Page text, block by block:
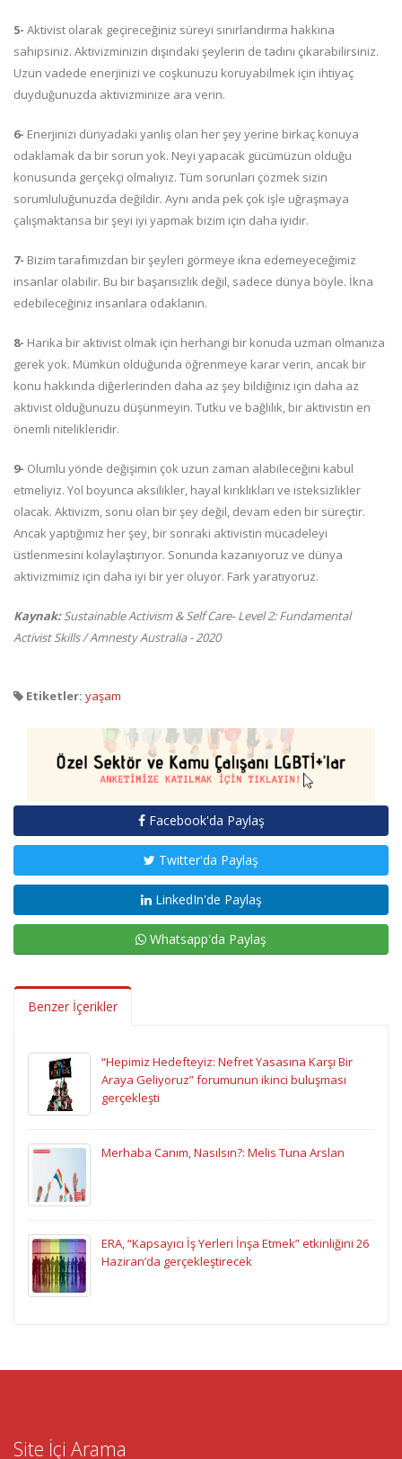
5- Aktivist olarak geçireceğiniz süreyi sınırlandırma hakkına
sahipsiniz. Aktivizminizin dışındaki şeylerin de tadını çıkarabilirsiniz.
Uzun vadede enerjinizi ve coşkunuzu koruyabilmek için ihtiyaç
duyduğunuzda aktivizminize ara verin.
6- Enerjinizi dünyadaki yanlış olan her şey yerine birkaç konuya
odaklamak da bir sorun yok. Neyi yapacak gücümüzün olduğu
konusunda gerçekçi olmalıyız. Tüm sorunları çözmek sizin
sorumluluğunuzda değildir. Aynı anda pek çok işle uğraşmaya
çalışmaktansa bir şeyi iyi yapmak bizim için daha iyidir.
7- Bizim tarafımızdan bir şeyleri görmeye ikna edemeyeceğimiz
insanlar olabilir. Bu bir başarısızlık değil, sadece dünya böyle. İkna
edebileceğiniz insanlara odaklanın.
8- Harika bir aktivist olmak için herhangi bir konuda uzman olmanıza
gerek yok. Mümkün olduğunda öğrenmeye karar verin, ancak bir
konu hakkında diğerlerinden daha az şey bildiğiniz için daha az
aktivist olduğunuzu düşünmeyin. Tutku ve bağlılık, bir aktivistin en
önemli nitelikleridir.
9- Olumlu yönde değişimin çok uzun zaman alabileceğini kabul
etmeliyiz. Yol boyunca aksilikler, hayal kırıklıkları ve isteksizlikler
olacak. Aktivizm, sonu olan bir şey değil, devam eden bir süreçtir.
Ancak yaptığımız her şey, bir sonraki aktivistin mücadeleyi
üstlenmesini kolaylaştırıyor. Sonunda kazanıyoruz ve dünya
aktivizmimiz için daha iyi bir yer oluyor. Fark yaratıyoruz.
Kaynak:Sustainable Activism & Self Care- Level 2: Fundamental
Activist Skills / Amnesty Australia - 2020
Etiketler: yaşam
Facebook'da Paylaş
Twitter'da Paylaş
LinkedIn'de Paylaş
Whatsapp'da Paylaş
Benzer İçerikler
“Hepimiz Hedefteyiz: Nefret Yasasına Karşı Bir
Araya Geliyoruz” forumunun ikinci buluşması
gerçekleşti
Merhaba Canım, Nasılsın?: Melis Tuna Arslan
ERA, “Kapsayıcı İş Yerleri İnşa Etmek” etkinliğini 26
Haziran’da gerçekleştirecek
Site İçi Arama